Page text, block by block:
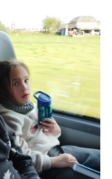
G
_
2
1
9
_
0
5
1
5